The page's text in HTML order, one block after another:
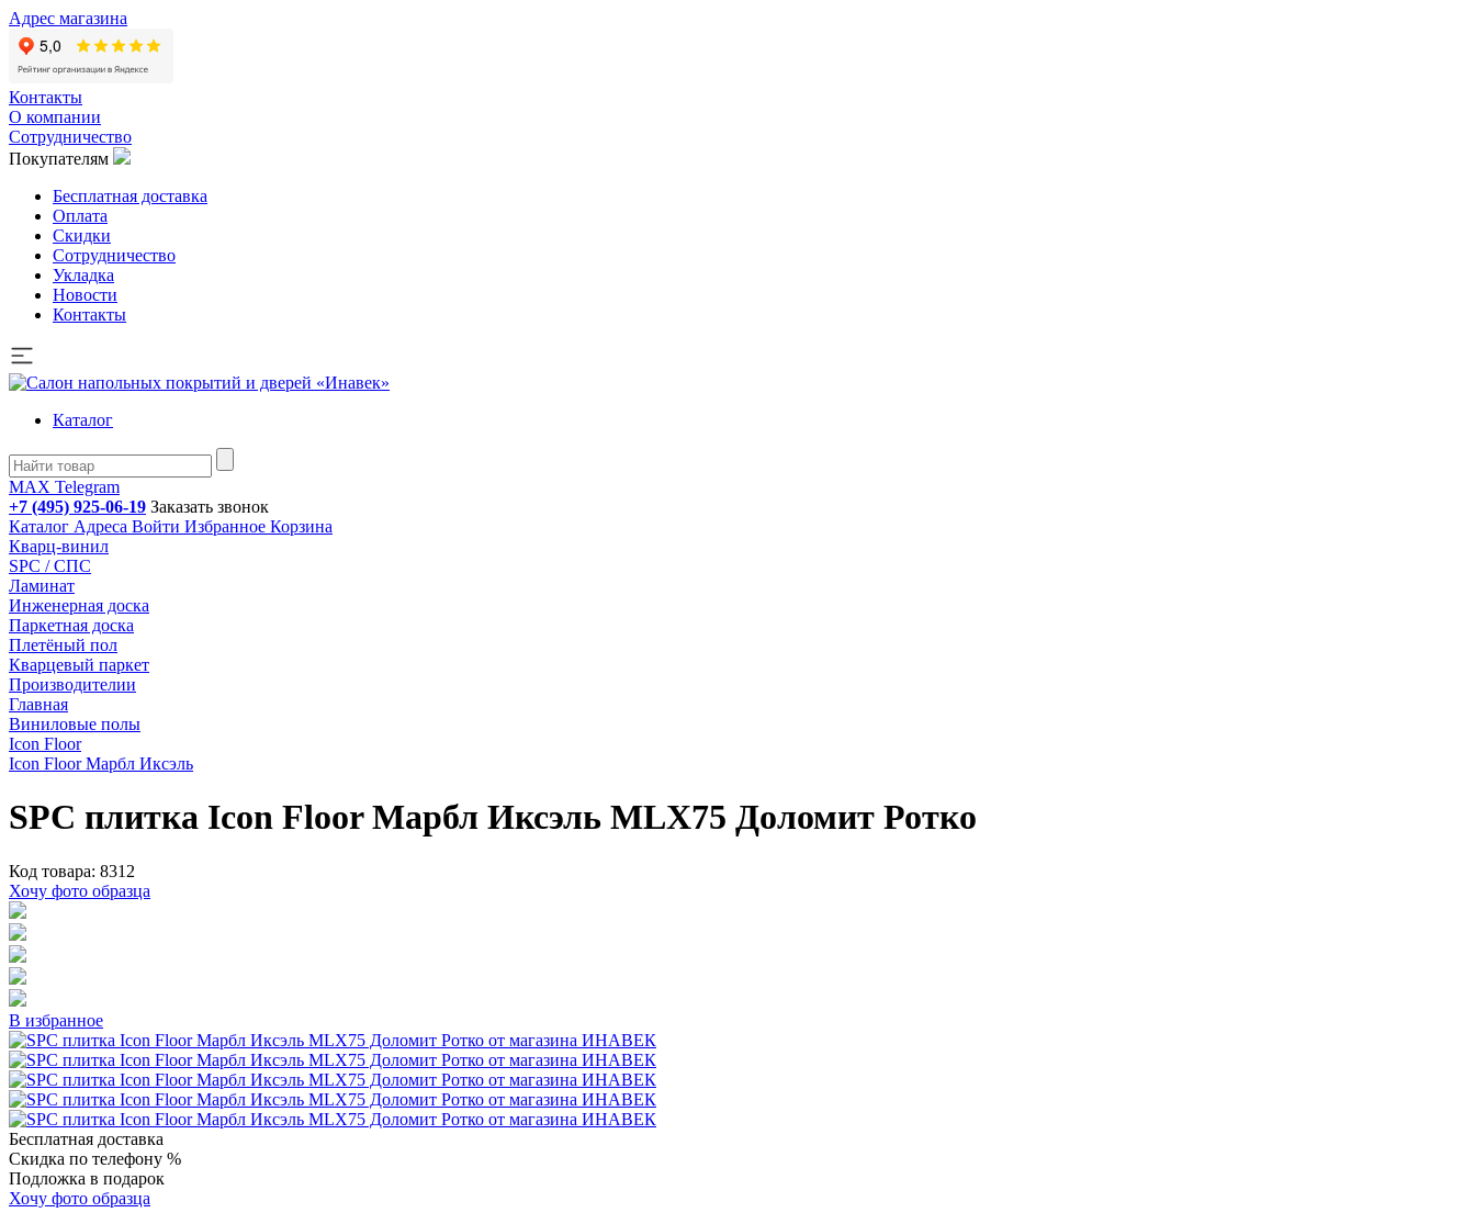
Адрес магазина
Контакты
О компании
Сотрудничество
Покупателям
Бесплатная доставка
Оплата
Скидки
Сотрудничество
Укладка
Новости
Контакты
Каталог
MAX Telegram
+7 (495) 925-06-19 Заказать звонок
Каталог Адреса Войти Избранное Корзина
Кварц-винил
SPC / СПС
Ламинат
Инженерная доска
Паркетная доска
Плетёный пол
Кварцевый паркет
Производителии
Главная
Виниловые полы
Icon Floor
Icon Floor Марбл Иксэль
SPC плитка Icon Floor Марбл Иксэль MLX75 Доломит Ротко
Код товара: 8312
Хочу фото образца
В избранное
Бесплатная доставка
Скидка по телефону %
Подложка в подарок
Хочу фото образца